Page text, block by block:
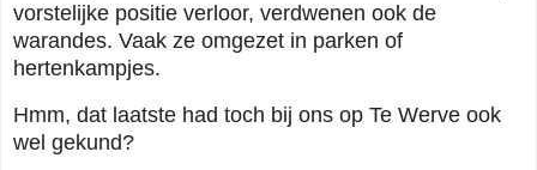
vorstelijke positie verloor, verdwenen ook de
warandes. Vaak ze omgezet in parken of
hertenkampjes.
Hmm, dat laatste had toch bij ons op Te Werve ook
wel gekund?